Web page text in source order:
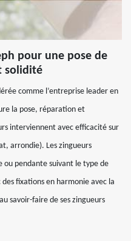
pour une pose de
solidité
comme l’entreprise leader en
la pose, réparation et
interviennent avec efficacité sur
arrondie). Les zingueurs
ou pendante suivant le type de
fixations en harmonie avec la
savoir-faire de ses zingueurs